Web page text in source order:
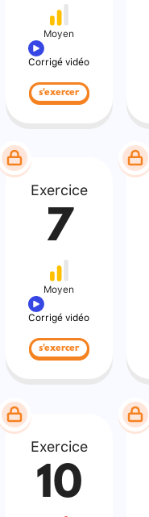
Moyen
Corrigé vidéo
s'exercer
Exercice
7
Moyen
Corrigé vidéo
s'exercer
Exercice
10